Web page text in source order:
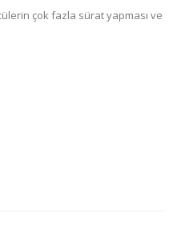
çok fazla sürat yapması ve